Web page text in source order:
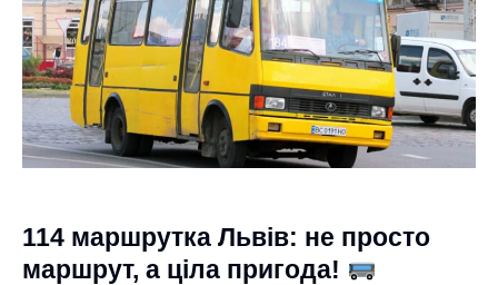
114 маршрутка Львів: не просто
маршрут, а ціла пригода!